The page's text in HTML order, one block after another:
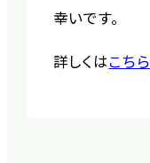
幸いです。
詳しくはこちら